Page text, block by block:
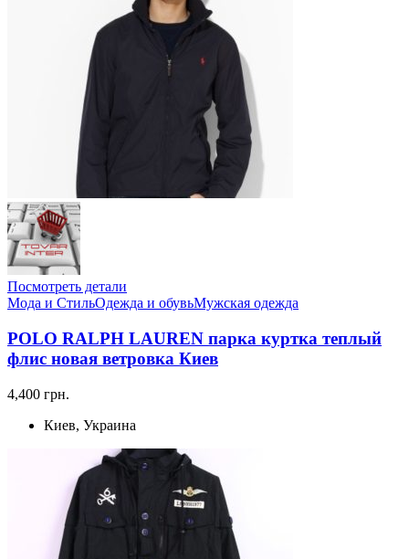
Посмотреть детали
Мода и СтильОдежда и обувьМужская одежда
POLO RALPH LAUREN парка куртка теплый
флис новая ветровка Киев
4,400 грн.
Киев, Украина